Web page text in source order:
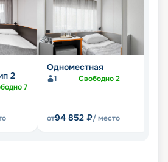
2
7
Одноместная
1 Свободно2
от94 852 ₽/ место